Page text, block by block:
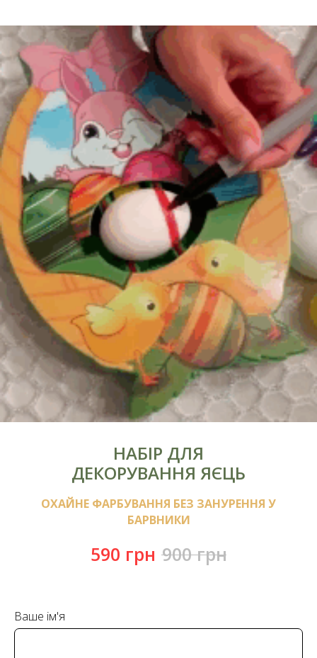
НАБІР ДЛЯ
ДЕКОРУВАННЯ ЯЄЦЬ
ОХАЙНЕ ФАРБУВАННЯ БЕЗ ЗАНУРЕННЯ У
БАРВНИКИ
590 грн 900 грн
Ваше ім'я